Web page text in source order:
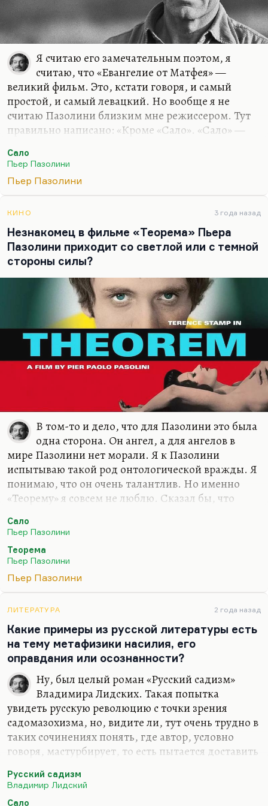
Я считаю его замечательным поэтом, я
считаю, что «Евангелие от Матфея» —
великий фильм. Это, кстати говоря, и самый
простой, и самый левацкий. Но вообще я не
считаю Пазолини близким мне режиссером. Тут
правильно написано: «Кроме «Сало». «Сало» —
счет борьбы с фашизмом и не имеющая никакого
отношения ни к де Саду, ни к фашизму. Хотя
главная интенция фашизма вроде бы
падения. Но фильм мне не кажется талантливым.
То же самое, я не понимаю, почему «Свинарник»
или «Теорема» — великие фильмы. Может, я их
просто не понимаю. А поэт — да, поэт классный.
Сало
Пьер Пазолини
Пьер Пазолини
КИНО 3 года назад
Незнакомец в фильме «Теорема» Пьера
Пазолини приходит со светлой или с темной
стороны силы?
В том-то и дело, что для Пазолини это была
одна сторона. Он ангел, а для ангелов в
мире Пазолини нет морали. Я к Пазолини
испытываю такой род онтологической вражды. Я
понимаю, что он очень талантлив. Но именно
«Теорему» я совсем не люблю. Сказал бы, что
противостоит гуманистическому и очень
поэтическому, внятному мейнстриму
итальянского кино. Я понимаю, что
противопоставлять его Феллини — это пошлость.
Но давайте Антониони ему противоставим, хотя
Пазолини — это человек, который всю жизнь
играл в очень опасные игры и, царствие ему
небесное, доигрался. Я когда «Сало» посмотрел, я
понял, что после этой картины — только смерть
для…
Сало
Пьер Пазолини
Теорема
Пьер Пазолини
Пьер Пазолини
ЛИТЕРАТУРА 2 года назад
Какие примеры из русской литературы есть
на тему метафизики насилия, его
оправдания или осознанности?
Ну, был целый роман «Русский садизм»
Владимира Лидских. Такая попытка
увидеть русскую революцию с точки зрения
садомазохизма, но, видите ли, тут очень трудно в
таких сочинениях понять, где автор, условно
говоря, мастурбирует, то есть пытается доставить
клубничных вещей, а где его всерьез волнует
проблематика насилия и жестокости. У
Русский садизм
Владимир Лидский
Сало